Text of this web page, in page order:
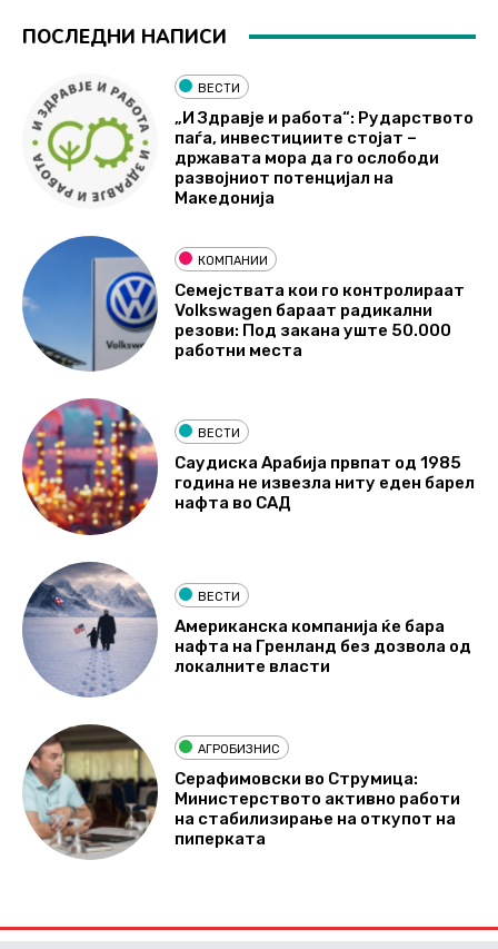
ПОСЛЕДНИ НАПИСИ
ВЕСТИ
„И Здравје и работа“: Рударството
паѓа, инвестициите стојат –
државата мора да го ослободи
развојниот потенцијал на
Македонија
КОМПАНИИ
Семејствата кои го контролираат
Volkswagen бараат радикални
резови: Под закана уште 50.000
работни места
ВЕСТИ
Саудиска Арабија првпат од 1985
година не извезла ниту еден барел
нафта во САД
ВЕСТИ
Американска компанија ќе бара
нафта на Гренланд без дозвола од
локалните власти
АГРОБИЗНИС
Серафимовски во Струмица:
Министерството активно работи
на стабилизирање на откупот на
пиперката